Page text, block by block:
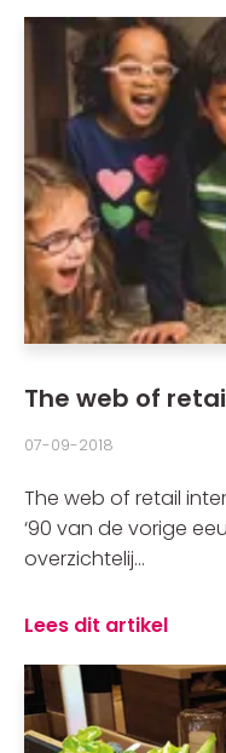
The web of
07-09-2018
The web of retail
‘90 van de vorige
overzichtelij...
Lees dit artikel